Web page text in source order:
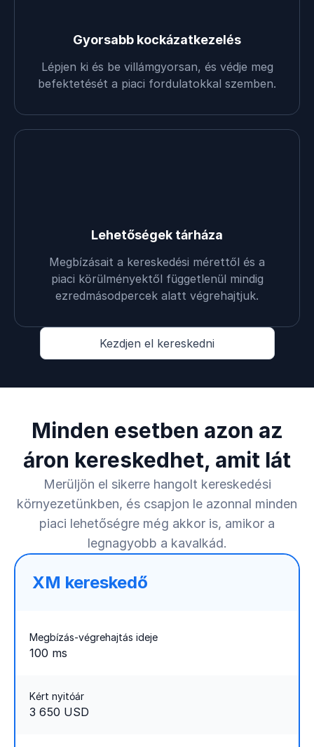
Gyorsabb kockázatkezelés
Lépjen ki és be villámgyorsan, és védje meg
befektetését a piaci fordulatokkal szemben.
Lehetőségek tárháza
Megbízásait a kereskedési mérettől és a
piaci körülményektől függetlenül mindig
ezredmásodpercek alatt végrehajtjuk.
Kezdjen el kereskedni
Minden esetben azon az
áron kereskedhet, amit lát
Merüljön el sikerre hangolt kereskedési
környezetünkben, és csapjon le azonnal minden
piaci lehetőségre még akkor is, amikor a
legnagyobb a kavalkád.
XM kereskedő
Megbízás-végrehajtás ideje
100 ms
Kért nyitóár
3 650 USD